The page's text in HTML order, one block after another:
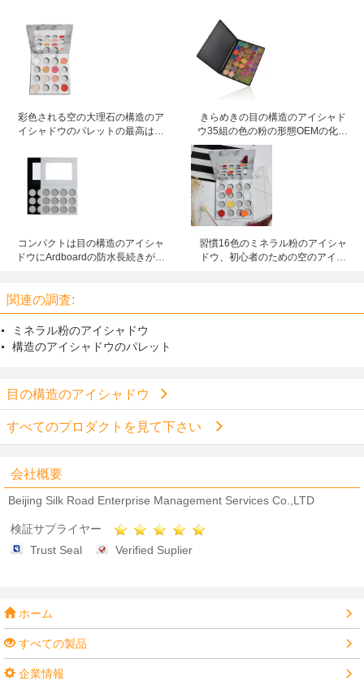
彩色される空の大理石の構造のア
イシャドウのパレットの最高はあ
きらめきの目の構造のアイシャド
ウ35組の色の粉の形態OEMの化粧
品の構造セット
コンパクトは目の構造のアイシャ
ドウにArdboardの防水長続きがす
習慣16色のミネラル粉のアイシャ
ドウ、初心者のための空のアイシ
関連の調査:
ミネラル粉のアイシャドウ
構造のアイシャドウのパレット
目の構造のアイシャドウ
すべてのプロダクトを見て下さい
会社概要
Beijing Silk Road Enterprise Management Services Co.,LTD
検証サプライヤー
Trust Seal
Verified Suplier
ホーム
すべての製品
企業情報